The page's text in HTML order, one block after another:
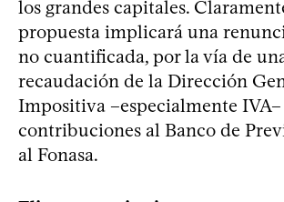
los grandes capitales.
propuesta implicará una
no cuantificada, por la vía de
recaudación de la Dirección
Impositiva –especialmente IVA–
contribuciones al Banco de
al Fonasa.